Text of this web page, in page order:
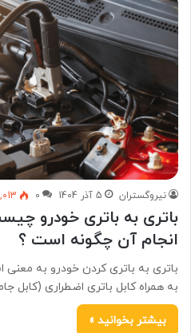
نیروگستران 5 آذر 1404 0
باتری به باتری خودرو
انجام آن چگونه است ؟
باتری به باتری کردن خودرو به معنی
به همراه کابل باتری اضطراری (کابل
بیشتر بخوانید »